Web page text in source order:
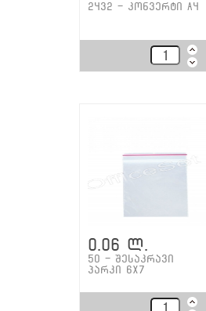
2432 - კონვერტი A4
0.06 ლ.
50 - შესაკრავი
პარკი 6x7